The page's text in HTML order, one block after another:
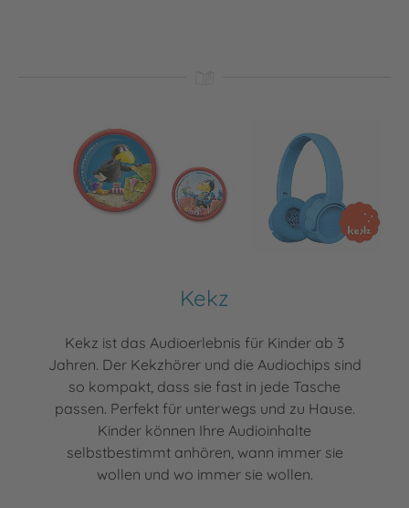
Kekz
Kekz ist das Audioerlebnis für Kinder ab 3
Jahren. Der Kekzhörer und die Audiochips sind
so kompakt, dass sie fast in jede Tasche
passen. Perfekt für unterwegs und zu Hause.
Kinder können Ihre Audioinhalte
selbstbestimmt anhören, wann immer sie
wollen und wo immer sie wollen.